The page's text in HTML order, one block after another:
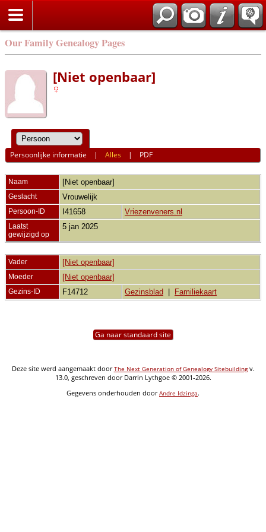
Our Family Genealogy Pages
[Niet openbaar]
Persoonlijke informatie |Alles | PDF
Naam [Niet openbaar]
Geslacht Vrouwelijk
Persoon-ID I41658 Vriezenveners.nl
Laatst
gewijzigd op
5 jan 2025
Vader [Niet openbaar]
Moeder [Niet openbaar]
Gezins-ID F14712 Gezinsblad Familiekaart
Ga naar standaard site
Deze site werd aangemaakt doorThe Next Generation of Genealogy Sitebuildingv.
13.0, geschreven door Darrin Lythgoe © 2001-2026.
Gegevens onderhouden doorAndre Idzinga.